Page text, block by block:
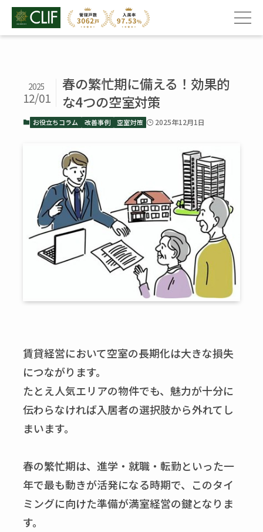
春の繁忙期に備える！効果的
な4つの空室対策
2025
12/01
お役立ちコラム 改善事例 空室対策 2025年12月1日
賃貸経営において空室の長期化は大きな損失
につながります。
たとえ人気エリアの物件でも、魅力が十分に
伝わらなければ入居者の選択肢から外れてし
まいます。
春の繁忙期は、進学・就職・転勤といった一
年で最も動きが活発になる時期で、このタイ
ミングに向けた準備が満室経営の鍵となりま
す。